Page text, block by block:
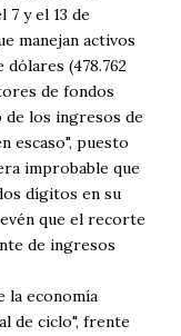
7 y el 13 de
manejan activos
(478.762
de fondos
de los ingresos de
escaso", puesto
improbable que
dígitos en su
que el recorte
de ingresos
la economía
de ciclo", frente